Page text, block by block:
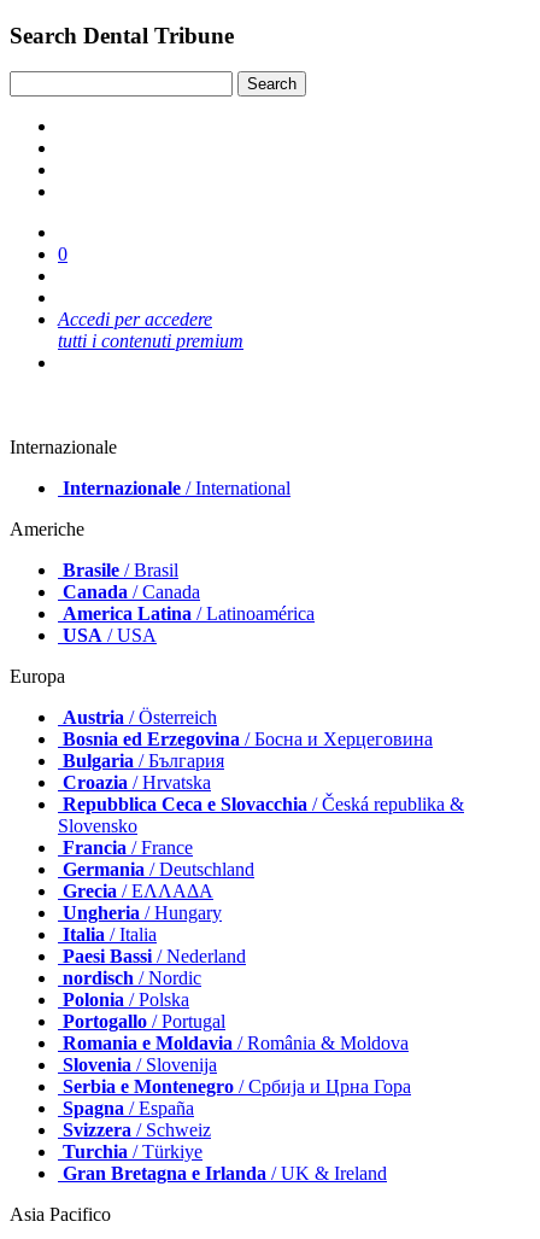
Search Dental Tribune
0
Accedi per accedere
tutti i contenuti premium
Internazionale
Internazionale / International
Americhe
Brasile / Brasil
Canada / Canada
America Latina / Latinoamérica
USA / USA
Europa
Austria / Österreich
Bosnia ed Erzegovina / Босна и Херцеговина
Bulgaria / България
Croazia / Hrvatska
Repubblica Ceca e Slovacchia / Česká republika &
Slovensko
Francia / France
Germania / Deutschland
Grecia / ΕΛΛΑΔΑ
Ungheria / Hungary
Italia / Italia
Paesi Bassi/ Nederland
nordisch / Nordic
Polonia / Polska
Portogallo / Portugal
Romania e Moldavia / România & Moldova
Slovenia / Slovenija
Serbia e Montenegro / Србија и Црна Гора
Spagna / España
Svizzera / Schweiz
Turchia / Türkiye
Gran Bretagna e Irlanda / UK & Ireland
Asia Pacifico